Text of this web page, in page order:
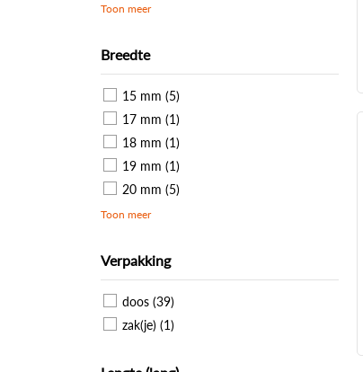
Toon meer
Breedte
15 mm (5)
17 mm (1)
18 mm (1)
19 mm (1)
20 mm (5)
Toon meer
Verpakking
doos (39)
zak(je) (1)